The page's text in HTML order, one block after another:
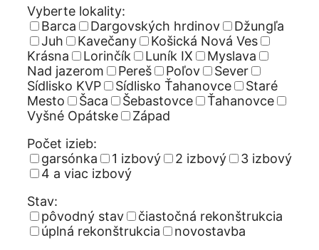
Vyberte lokality:
Barca
Dargovských hrdinov
Džungľa
Juh
Kavečany
Košická Nová Ves
Krásna
Lorinčík Luník IX
Myslava
Nad jazerom
Pereš Poľov
Sever
Sídlisko KVP
Sídlisko Ťahanovce
Staré
Mesto
Šaca Šebastovce
Ťahanovce
Vyšné Opátske
Západ
Počet izieb:
garsónka
1 izbový 2 izbový
3 izbový
4 a viac izbový
Stav:
pôvodný stav
čiastočná rekonštrukcia
úplná rekonštrukcia
novostavba